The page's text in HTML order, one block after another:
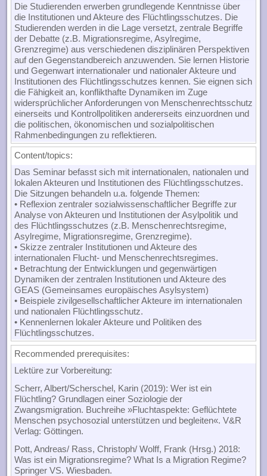
Die Studierenden erwerben grundlegende Kenntnisse über
die Institutionen und Akteure des Flüchtlingsschutzes. Die
Studierenden werden in die Lage versetzt, zentrale Begriffe
der Debatte (z.B. Migrationsregime, Asylregime,
Grenzregime) aus verschiedenen disziplinären Perspektiven
auf den Gegenstandbereich anzuwenden. Sie lernen Historie
und Gegenwart internationaler und nationaler Akteure und
Institutionen des Flüchtlingsschutzes kennen. Sie eignen sich
die Fähigkeit an, konflikthafte Dynamiken im Zuge
widersprüchlicher Anforderungen von Menschenrechtsschutz
einerseits und Kontrollpolitiken andererseits einzuordnen und
die politischen, ökonomischen und sozialpolitischen
Rahmenbedingungen zu reflektieren.
Content/topics:
Das Seminar befasst sich mit internationalen, nationalen und
lokalen Akteuren und Institutionen des Flüchtlingsschutzes.
Die Sitzungen behandeln u.a. folgende Themen:
• Reflexion zentraler sozialwissenschaftlicher Begriffe zur
Analyse von Akteuren und Institutionen der Asylpolitik und
des Flüchtlingsschutzes (z.B. Menschenrechtsregime,
Asylregime, Migrationsregime, Grenzregime).
• Skizze zentraler Institutionen und Akteure des
internationalen Flucht- und Menschenrechtsregimes.
• Betrachtung der Entwicklungen und gegenwärtigen
Dynamiken der zentralen Institutionen und Akteure des
GEAS (Gemeinsames europäisches Asylsystem)
• Beispiele zivilgesellschaftlicher Akteure im internationalen
und nationalen Flüchtlingsschutz.
• Kennenlernen lokaler Akteure und Politiken des
Flüchtlingsschutzes.
Recommended prerequisites:
Lektüre zur Vorbereitung:
Scherr, Albert/Scherschel, Karin (2019): Wer ist ein
Flüchtling? Grundlagen einer Soziologie der
Zwangsmigration. Buchreihe »Fluchtaspekte: Geflüchtete
Menschen psychosozial unterstützen und begleiten«. V&R
Verlag: Göttingen.
Pott, Andreas/ Rass, Christoph/ Wolff, Frank (Hrsg.) 2018:
Was ist ein Migrationsregime? What Is a Migration Regime?
Springer VS. Wiesbaden.